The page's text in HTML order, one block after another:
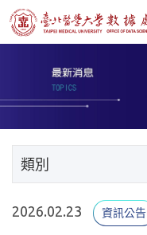
類別
2026.02.23 資訊公告